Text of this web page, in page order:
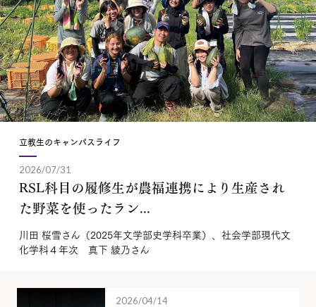
立教生のキャンパスライフ
2026/07/31
RSL科目の履修生が農福連携により生産され
た野菜を使ったラン...
川田 桜雪さん（2025年文学部史学科卒業）、社会学部現代文
化学科４年次 真下 綾乃さん
2026/04/14